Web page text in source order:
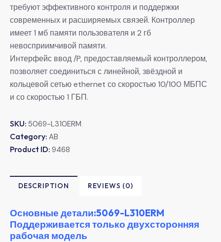
требуют эффективного контроля и поддержки
современных и расширяемых связей. Контроллер
имеет 1 мб памяти пользователя и 2 гб
невосприимчивой памяти.
Интерфейс ввод /P, предоставляемый контроллером,
позволяет соединиться с линейной, звёздной и
кольцевой сетью ethernet со скоростью 10/100 МБПС
и со скоростью 1 ГБП.
SKU: 5069-L310ERM
Category: AB
Product ID: 9468
DESCRIPTION REVIEWS (0)
Основные детали:5069-L310ERM
Поддерживается только двухсторонняя
рабочая модель